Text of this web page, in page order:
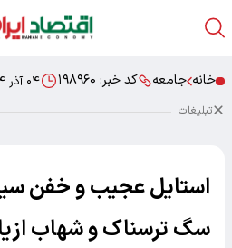
خانه جامعه کد خبر: ۱۹۸۹۶۰ ۰۴ آذر ۱۴۰۴ ۰۸:۰۰
تبلیغات
استایل عجیب و خفن
سگ ترسناک و شهاب